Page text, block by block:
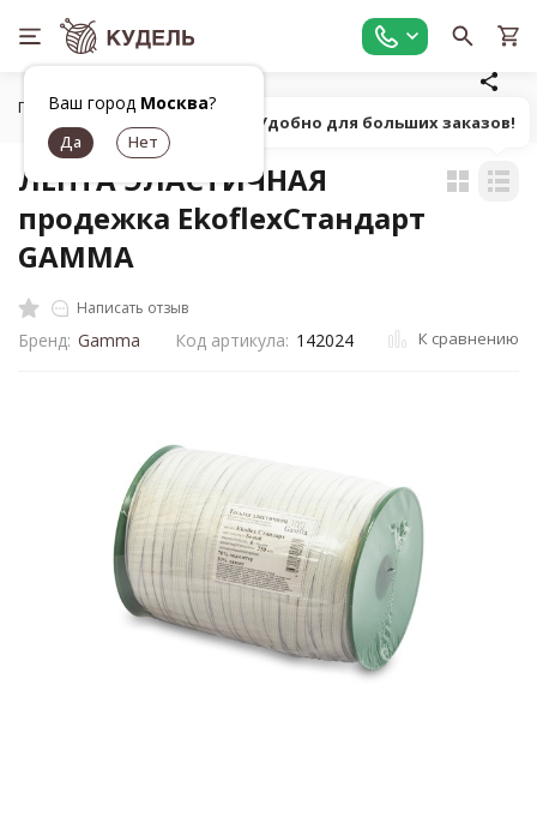
Ваш город Москва?
Главная Шитье Вспомогательные материалы
ЛЕНТА ЭЛАСТИЧНАЯ
продежка EkoflexСтандарт
GAMMA
Написать отзыв
Бренд: Gamma Код артикула: 142024 К сравнению
Попробуй! Удобно для больших заказов!